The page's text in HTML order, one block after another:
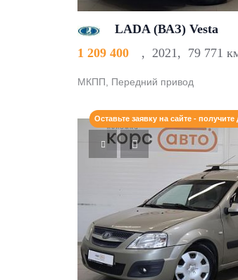
LADA (ВАЗ) Vesta
1 209 400
, 2021 , 79 771
МКПП, Передний привод
Оставьте заявку на сайте -